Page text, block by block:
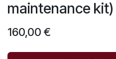
maintenance kit)
160,00 €